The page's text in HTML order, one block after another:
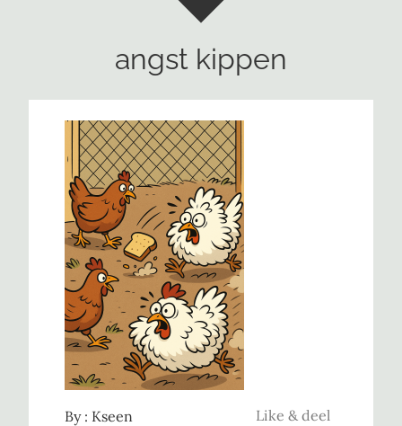
angst kippen
Like & deel
By : Kseen